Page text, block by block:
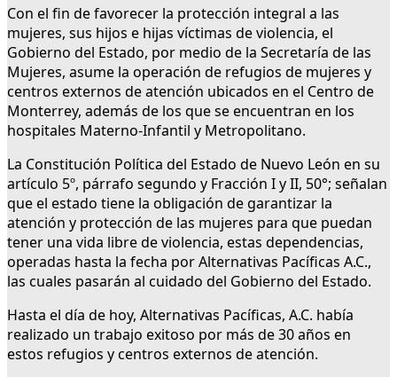
Con el fin de favorecer la protección integral a las
mujeres, sus hijos e hijas víctimas de violencia, el
Gobierno del Estado, por medio de la Secretaría de las
Mujeres, asume la operación de refugios de mujeres y
centros externos de atención ubicados en el Centro de
Monterrey, además de los que se encuentran en los
hospitales Materno-Infantil y Metropolitano.
La Constitución Política del Estado de Nuevo León en su
artículo 5º, párrafo segundo y Fracción I y II, 50°; señalan
que el estado tiene la obligación de garantizar la
atención y protección de las mujeres para que puedan
tener una vida libre de violencia, estas dependencias,
operadas hasta la fecha por Alternativas Pacíficas A.C.,
las cuales pasarán al cuidado del Gobierno del Estado.
Hasta el día de hoy, Alternativas Pacíficas, A.C. había
realizado un trabajo exitoso por más de 30 años en
estos refugios y centros externos de atención.